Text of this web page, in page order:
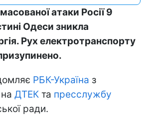
масованої атаки Росії 9
Одеси зникла
Рух електротранспорту
РБК-Україна з
ДТЕК та пресслужбу
ради.